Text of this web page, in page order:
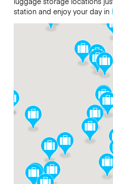
station and enjoy your day in